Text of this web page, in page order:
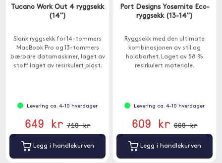
Tucano Work Out 4 ryggsekk
(14")
Slank ryggsekk for 14-tommers
MacBook Pro og 13-tommers
bærbare datamaskiner, laget av
stoff laget av resirkulert plast.
Levering ca. 4-10 hverdager
649 kr 719 kr
Legg i handlekurven
Port Designs Yosemite Eco-
ryggsekk (13-14")
Ryggsekk med den ultimate
kombinasjonen av stil og
holdbarhet. Laget av 58 %
resirkulert materiale.
Levering ca. 4-10 hverdager
609 kr 669 kr
Legg i handlekurven